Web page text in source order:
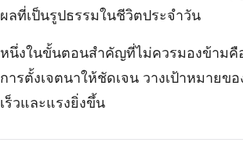
ผลที่เป็นรูปธรรมในชีวิตประจำวัน
หนึ่งในขั้นตอนสำคัญที่ไม่ควรมองข้ามคื
การตั้งเจตนาให้ชัดเจน วางเป้าหมายข
เร็วและแรงยิ่งขึ้น